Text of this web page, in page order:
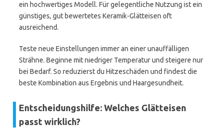
ein hochwertiges Modell. Für gelegentliche Nutzung ist ein
günstiges, gut bewertetes Keramik-Glätteisen oft
ausreichend.
Teste neue Einstellungen immer an einer unauffälligen
Strähne. Beginne mit niedriger Temperatur und steigere nur
bei Bedarf. So reduzierst du Hitzeschäden und findest die
beste Kombination aus Ergebnis und Haargesundheit.
Entscheidungshilfe: Welches Glätteisen
passt wirklich?